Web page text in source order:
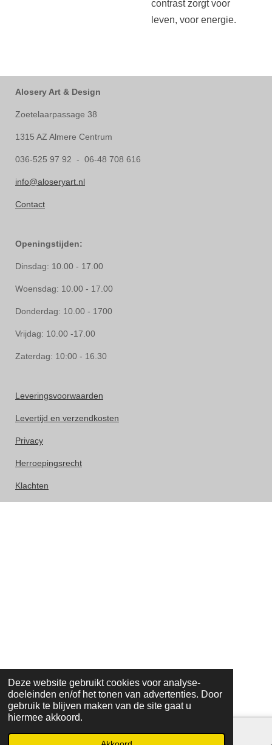
Deze website gebruikt cookies voor analyse-
doeleinden en/of het tonen van advertenties. Door
gebruik te blijven maken van de site gaat u
hiermee akkoord.
contrast zorgt voor
leven, voor energie.
Alosery Art & Design
Zoetelaarpassage 38
1315 AZ Almere Centrum
036-525 97 92 - 06-48 708 616
info@aloseryart.nl
Contact
Openingstijden:
Dinsdag: 10.00 - 17.00
Woensdag: 10.00 - 17.00
Donderdag: 10.00 - 1700
Vrijdag: 10.00 -17.00
Zaterdag: 10:00 - 16.30
Leveringsvoorwaarden
Levertijd en verzendkosten
Privacy
Herroepingsrecht
Klachten